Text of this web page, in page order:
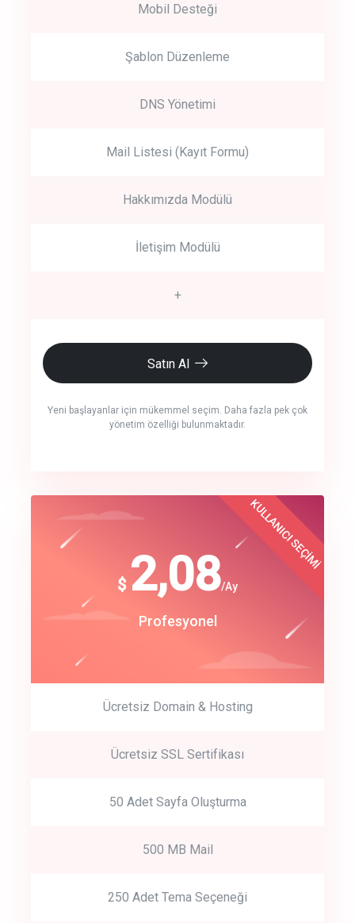
Mobil Desteği
Şablon Düzenleme
DNS Yönetimi
Mail Listesi (Kayıt Formu)
Hakkımızda Modülü
İletişim Modülü
+
Satın Al
Yeni başlayanlar için mükemmel seçim. Daha fazla pek çok
yönetim özelliği bulunmaktadır.
crm auto cync
track energy costs
Get Started
Start by trying our service for 30 days free trial no credit card
$ 2,08/Ay
Profesyonel
KULLANICI SEÇİMİ
Ücretsiz Domain & Hosting
Ücretsiz SSL Sertifikası
50 Adet Sayfa Oluşturma
500 MB Mail
250 Adet Tema Seçeneği
$
180
Start Up
Best Choice